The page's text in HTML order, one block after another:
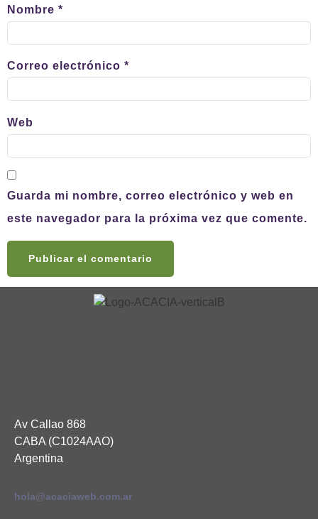
Nombre *
Correo electrónico *
Web
Guarda mi nombre, correo electrónico y web en
este navegador para la próxima vez que comente.
Av Callao 868
CABA (C1024AAO)
Argentina
hola@acaciaweb.com.ar